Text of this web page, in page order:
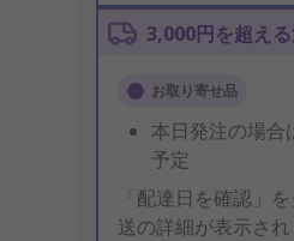
3,000円を超え
お取り寄せ品
本日発注の場合
予定
「配達日を確認」
送の詳細が表示され